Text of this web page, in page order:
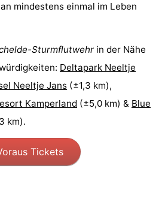
mindestens einmal im Leben
Sturmflutwehr in der Nähe
Deltapark Neeltje
Neeltje Jans (±1,3 km),
Kamperland (±5,0 km) & Blue
km).
Tickets